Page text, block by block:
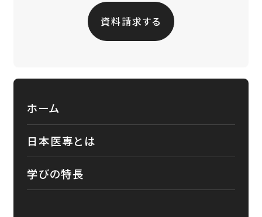
資料請求する
ホーム
日本医専とは
学びの特長